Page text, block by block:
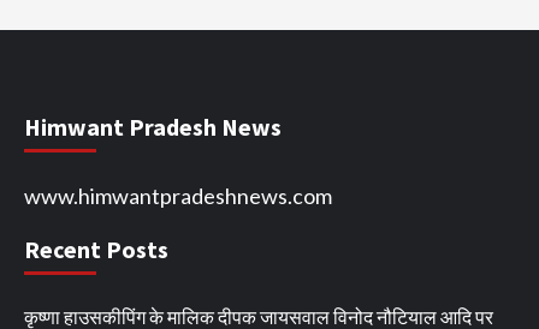
Himwant Pradesh News
www.himwantpradeshnews.com
Recent Posts
कृष्णा हाउसकीपिंग के मालिक दीपक जायसवाल विनोद नौटियाल आदि पर